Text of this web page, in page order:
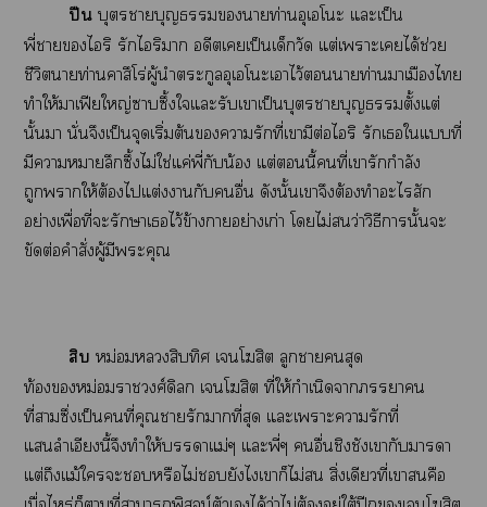
ปืนบุตราบุญาท่านอุเโะ แะเป็น
พี่าไริ รักไริมาก อดีตเเป็นเด็กวัด แต่เาะเได้ช่วย
ชีวิตาท่านคาสึโร่ผู้นำตระกูลอุเโะเาไว้าท่านาเมืองไ
ทำให้าเฟียใหญ่ซาบซึ้งใแะรับเาเป็นบุตราบุญตั้งแต่
นั้นา นั่นจึงเป็นจุดเริ่มต้นารักที่เามีต่อไริ รักเใแที่
มีาาลึกซึ้งไม่ใช่แค่พี่กับน้อง แต่นี้คนที่เารักกำลัง
ถูกาให้ต้องไแต่งากับอื่น ดังนั้นเาจึงต้องทำะไสัก
อย่างเพื่อที่ะรักษาเไว้ข้างาอย่างเก่า โไม่ว่าวิธีานั้นะ
ขัดต่อคำสั่งผู้มีะคุณ
สิบ หม่อมสิบทิศ เโฆสิต ลูกาสุด
ท้องหม่อมาวงศ์ดิลก เโฆสิต ที่ให้กำเนิดาาคน
ที่าซึ่งเป็นคนที่คุณารักาที่สุด แะเาะารักที่
แลำเอียงนี้จึงทำให้าแม่ๆ แะพี่ๆ อื่นชิงชังเากับาา
แต่ถึงแม้ใะหรือไม่ยังไเาก็ไม่ สิ่งเดียวที่เาคือ